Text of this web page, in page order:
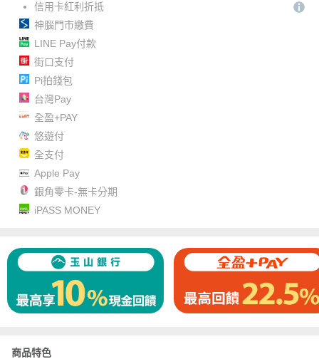
信用卡紅利折抵
神腦門市繳費
LINE Pay付款
街口支付
Pi拍錢包
台灣Pay
全盈+PAY
悠遊付
全支付
Apple Pay
銀角零卡-無卡分期
iPASS MONEY
商品特色